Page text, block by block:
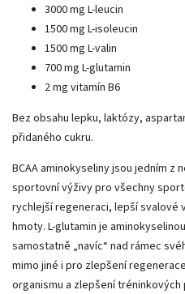
3000 mg L-leucin
1500 mg L-isoleucin
1500 mg L-valin
700 mg L-glutamin
2 mg vitamín B6
Bez obsahu lepku, laktózy,
přidaného cukru.
BCAA aminokyseliny jsou jedním z
sportovní výživy pro všechny
rychlejší regeneraci, lepší svalové
hmoty. L-glutamin je
samostatně „navíc“ nad rámec
mimo jiné i pro zlepšení
organismu a zlepšení tréninkových